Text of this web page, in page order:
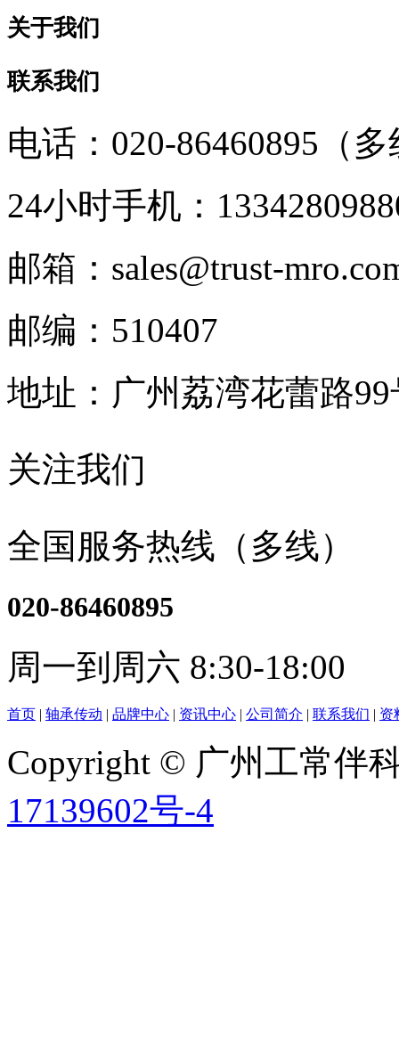
关于我们
联系我们
电话：020-86460895（
24小时手机：
邮箱：sales@trust-
邮编：510407
地址：广州荔湾花蕾路
关注我们
全国服务热线（多线）
020-86460895
周一到周六 8:30-18:00
首页 | 轴承传动 | 品牌中心 | 资讯中心 | 公司简介 | 联系我们 | 资
Copyright © 广州工常伴
17139602号-4